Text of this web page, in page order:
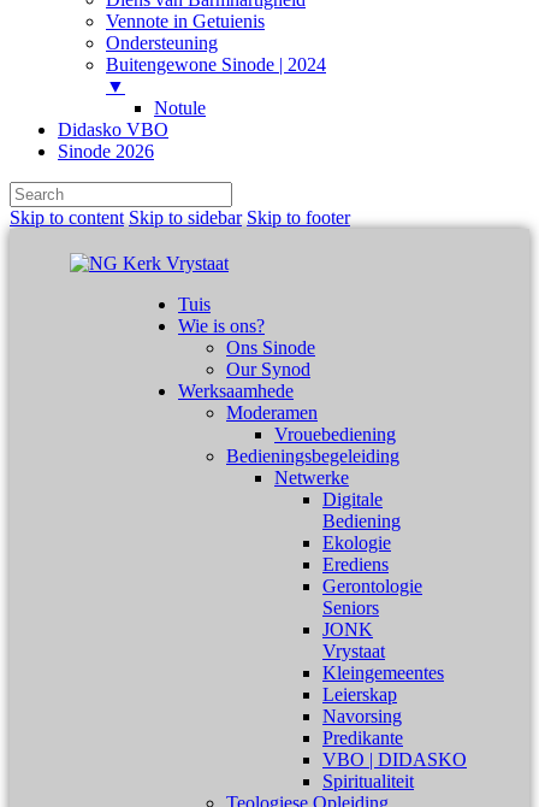
Vennote in Getuienis
Ondersteuning
Buitengewone Sinode | 2024
▼
Notule
Didasko VBO
Sinode 2026
Skip to content Skip to sidebar Skip to footer
Tuis
Wie is ons?
Ons Sinode
Our Synod
Werksaamhede
Moderamen
Vrouebediening
Bedieningsbegeleiding
Netwerke
Digitale
Bediening
Ekologie
Erediens
Gerontologie
Seniors
JONK
Vrystaat
Kleingemeentes
Leierskap
Navorsing
Predikante
VBO | DIDASKO
Spiritualiteit
Teologiese Opleiding